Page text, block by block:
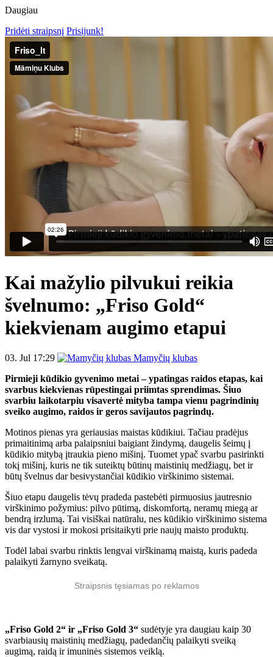
Daugiau
Pridėti straipsnį Prisijunk!
Kai mažylio pilvukui reikia
švelnumo: „Friso Gold“
kiekvienam augimo etapui
03. Jul 17:29
Mamyčių klubas
Pirmieji kūdikio gyvenimo metai – ypatingas raidos etapas, kai
svarbus kiekvienas rūpestingai priimtas sprendimas. Šiuo
svarbiu laikotarpiu visavertė mityba tampa vienu pagrindinių
sveiko augimo, raidos ir geros savijautos pagrindų.
Motinos pienas yra geriausias maistas kūdikiui. Tačiau pradėjus
primaitinimą arba palaipsniui baigiant žindymą, daugelis šeimų į
kūdikio mitybą įtraukia pieno mišinį. Tuomet ypač svarbu pasirinkti
tokį mišinį, kuris ne tik suteiktų būtinų maistinių medžiagų, bet ir
būtų švelnus dar besivystančiai kūdikio virškinimo sistemai.
Šiuo etapu daugelis tėvų pradeda pastebėti pirmuosius jautresnio
virškinimo požymius: pilvo pūtimą, diskomfortą, neramų miegą ar
bendrą irzlumą. Tai visiškai natūralu, nes kūdikio virškinimo sistema
vis dar vystosi ir mokosi prisitaikyti prie naujų maisto produktų.
Todėl labai svarbu rinktis lengvai virškinamą maistą, kuris padeda
palaikyti žarnyno sveikatą.
Straipsnis tęsiamas po reklamos
„Friso Gold 2“ ir „Friso Gold 3“ sudėtyje yra daugiau kaip 30
svarbiausių maistinių medžiagų, padedančių palaikyti sveiką
augimą, raidą ir imuninės sistemos veiklą.